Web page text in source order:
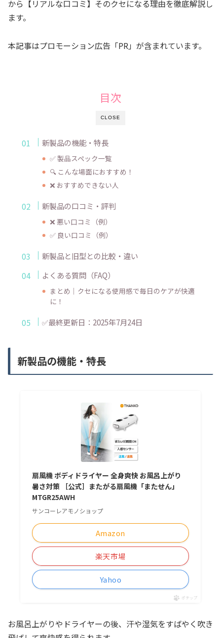
から【リアルな口コミ】そのクセになる理由を徹底解説し
ます。
本記事はプロモーション広告「PR」が含まれています。
CLOSE
目次
新製品の機能・特長
✅ 製品スペック一覧
🔍 こんな場面におすすめ！
❌ おすすめできない人
新製品の口コミ・評判
❌ 悪い口コミ（例）
✅ 良い口コミ（例）
新製品と旧型との比較・違い
よくある質問（FAQ）
まとめ｜クセになる使用感で毎日のケアが快適
に！
✅最終更新日：2025年7月24日
新製品の機能・特長
扇風機 ボディドライヤー 全身爽快 お風呂上がり
暑さ対策 ［公式］またがる扇風機「またせん」
MTGR25AWH
サンコーレアモノショップ
Amazon
楽天市場
Yahoo
ポチップ
お風呂上がりやドライヤーの後、汗や湿気をすばやく吹き